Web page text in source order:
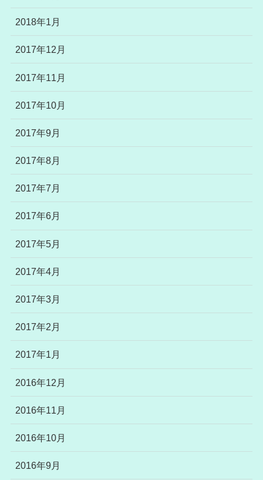
2018年1月
2017年12月
2017年11月
2017年10月
2017年9月
2017年8月
2017年7月
2017年6月
2017年5月
2017年4月
2017年3月
2017年2月
2017年1月
2016年12月
2016年11月
2016年10月
2016年9月